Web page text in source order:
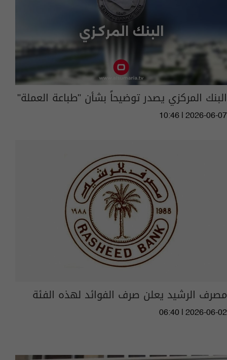
البنك المركزي يصدر توضيحاً بشأن "طباعة العملة"
10:46 | 2026-06-07
مصرف الرشيد يعلن صرف الفوائد لهذه الفئة
06:40 | 2026-06-02